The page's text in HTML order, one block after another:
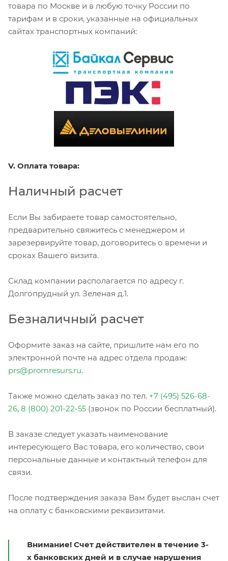
товара по Москве и в любую точку России по
тарифам и в сроки, указанные на официальных
сайтах транспортных компаний:
V. Оплата товара:
Наличный расчет
Если Вы забираете товар самостоятельно,
предварительно свяжитесь с менеджером и
зарезервируйте товар, договоритесь о времени и
сроках Вашего визита.
Склад компании располагается по адресу г.
Долгопрудный ул. Зеленая д.1.
Безналичный расчет
Оформите заказ на сайте, пришлите нам его по
электронной почте на адрес отдела продаж:
prs@promresurs.ru.
Также можно сделать заказ по тел. +7 (495) 526-68-
26, 8 (800) 201-22-55 (звонок по России бесплатный).
В заказе следует указать наименование
интересующего Вас товара, его количество, свои
персональные данные и контактный телефон для
связи.
После подтверждения заказа Вам будет выслан счет
на оплату с банковскими реквизитами.
Внимание! Счет действителен в течение 3-
х банковских дней и в случае нарушения